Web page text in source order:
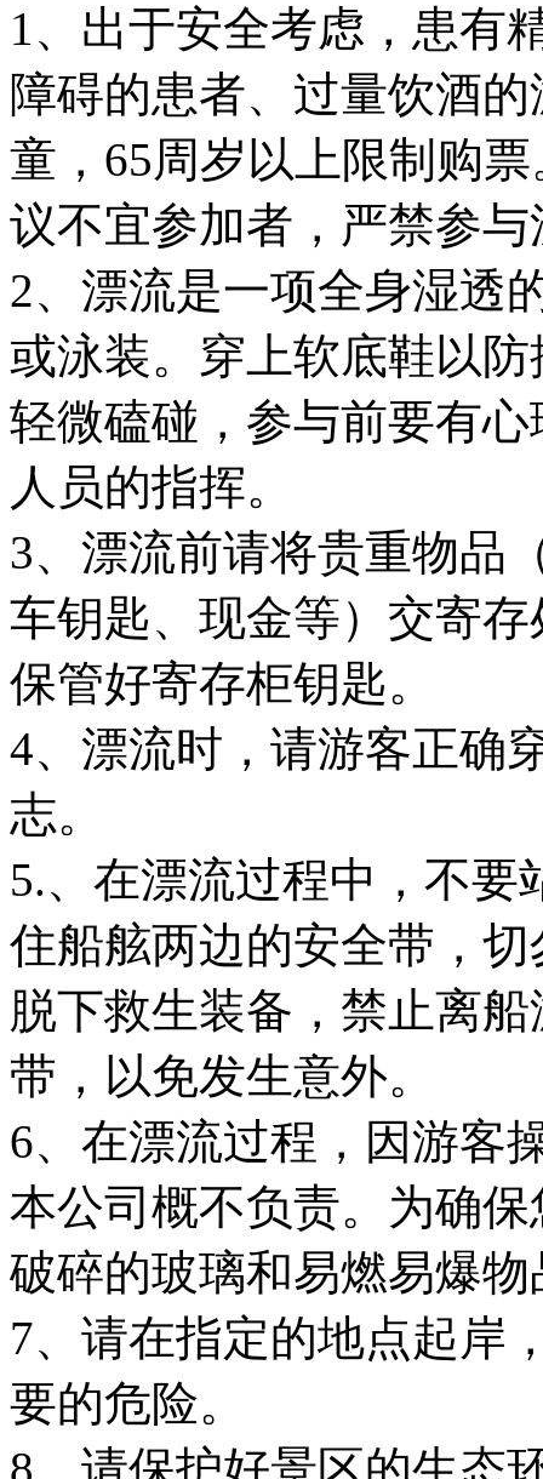
1、出于安全考虑，患有
障碍的患者、过量饮酒
童，65周岁以上限制购
议不宜参加者，严禁参
2、漂流是一项全身湿透
或泳装。穿上软底鞋以
轻微磕碰，参与前要有
人员的指挥。
3、漂流前请将贵重物品
车钥匙、现金等）交寄
保管好寄存柜钥匙。
4、漂流时，请游客正确
志。
5.、在漂流过程中，不
住船舷两边的安全带，
脱下救生装备，禁止离
带，以免发生意外。
6、在漂流过程，因游客
本公司概不负责。为确
破碎的玻璃和易燃易爆
7、请在指定的地点起岸
要的危险。
8、请保护好景区的生态